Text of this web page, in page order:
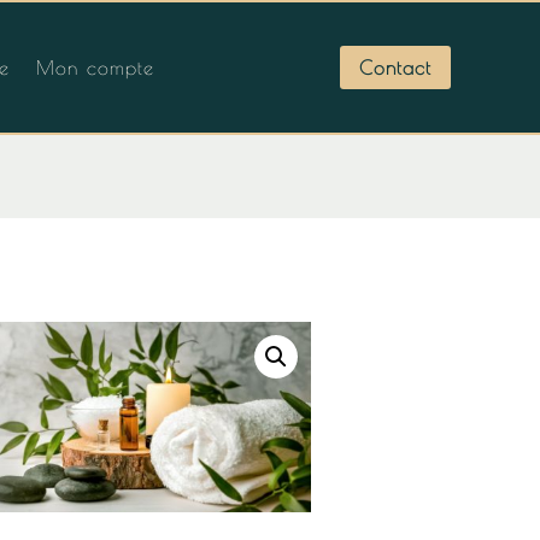
Mon compte Contact